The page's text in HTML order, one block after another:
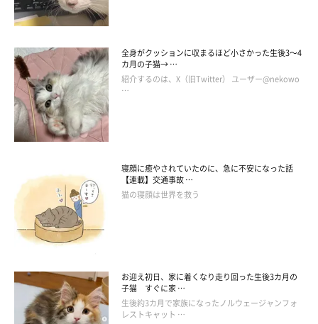
ね・・・。
もちろん私も同じです。
でもね、猫さんにとって飼い主は“お母さん”ですから。
お母さんがオロオロしていたら、猫だって不安になっちゃいます
からね！
ような、肝っ玉母さんを目指そうと思っております！
全身がクッションに収まるほど小さかった生後3～4
カ月の子猫→ …
紹介するのは、X（旧Twitter） ユーザー@nekowo
…
寝顔に癒やされていたのに、急に不安になった話
【連載】交通事故 …
猫の寝顔は世界を救う
お迎え初日、家に着くなり走り回った生後3カ月の
子猫 すぐに家 …
生後約3カ月で家族になったノルウェージャンフォ
レストキャット …